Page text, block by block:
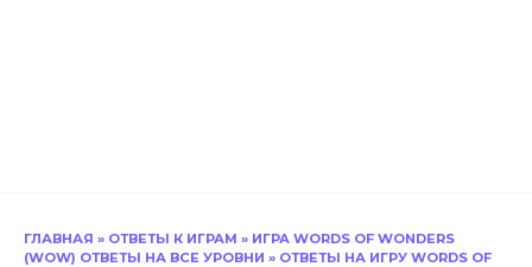
ГЛАВНАЯ » ОТВЕТЫ К ИГРАМ » ИГРА WORDS OF WONDERS
(WOW) ОТВЕТЫ НА ВСЕ УРОВНИ » ОТВЕТЫ НА ИГРУ WORDS OF